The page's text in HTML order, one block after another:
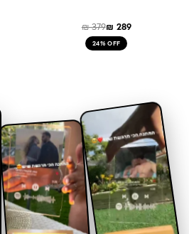
₪379₪ 289
24% OFF